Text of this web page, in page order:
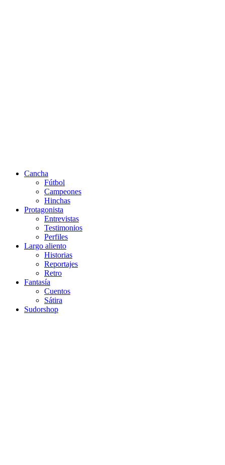
Cancha
Fútbol
Campeones
Hinchas
Protagonista
Entrevistas
Testimonios
Perfiles
Largo aliento
Historias
Reportajes
Retro
Fantasía
Cuentos
Sátira
Sudorshop